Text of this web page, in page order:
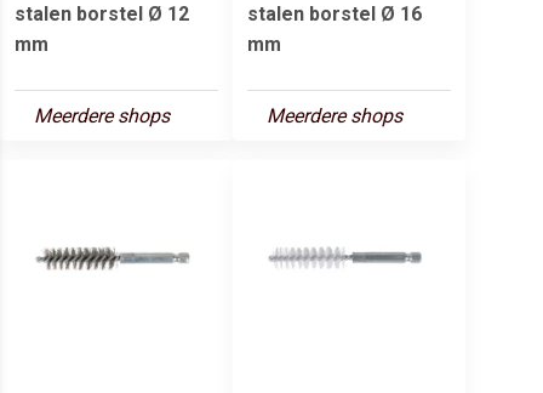
stalen borstel Ø 12
mm
Meerdere shops
stalen borstel Ø 16
mm
Meerdere shops